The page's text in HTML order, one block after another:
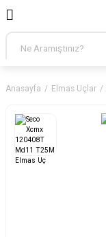
Anasayfa Elmas Uçlar